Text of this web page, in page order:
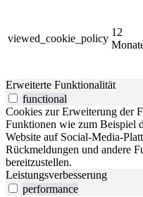
viewed_cookie_policy
12
Erweiterte Funktionalität
functional
Cookies zur Erweiterung der
Funktionen wie zum Beispiel
Website auf Social-Media-
Rückmeldungen und andere
bereitzustellen.
Leistungsverbesserung
performance